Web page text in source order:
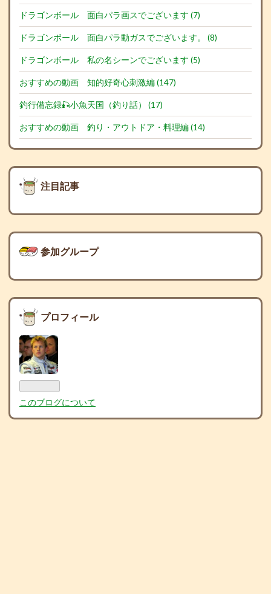
ドラゴンボール 面白パラ画スでございます (7)
ドラゴンボール 面白パラ動ガスでございます。 (8)
ドラゴンボール 私の名シーンでございます (5)
おすすめの動画 知的好奇心刺激編 (147)
釣行備忘録🎣小魚天国（釣り話） (17)
おすすめの動画 釣り・アウトドア・料理編 (14)
注目記事
参加グループ
プロフィール
このブログについて